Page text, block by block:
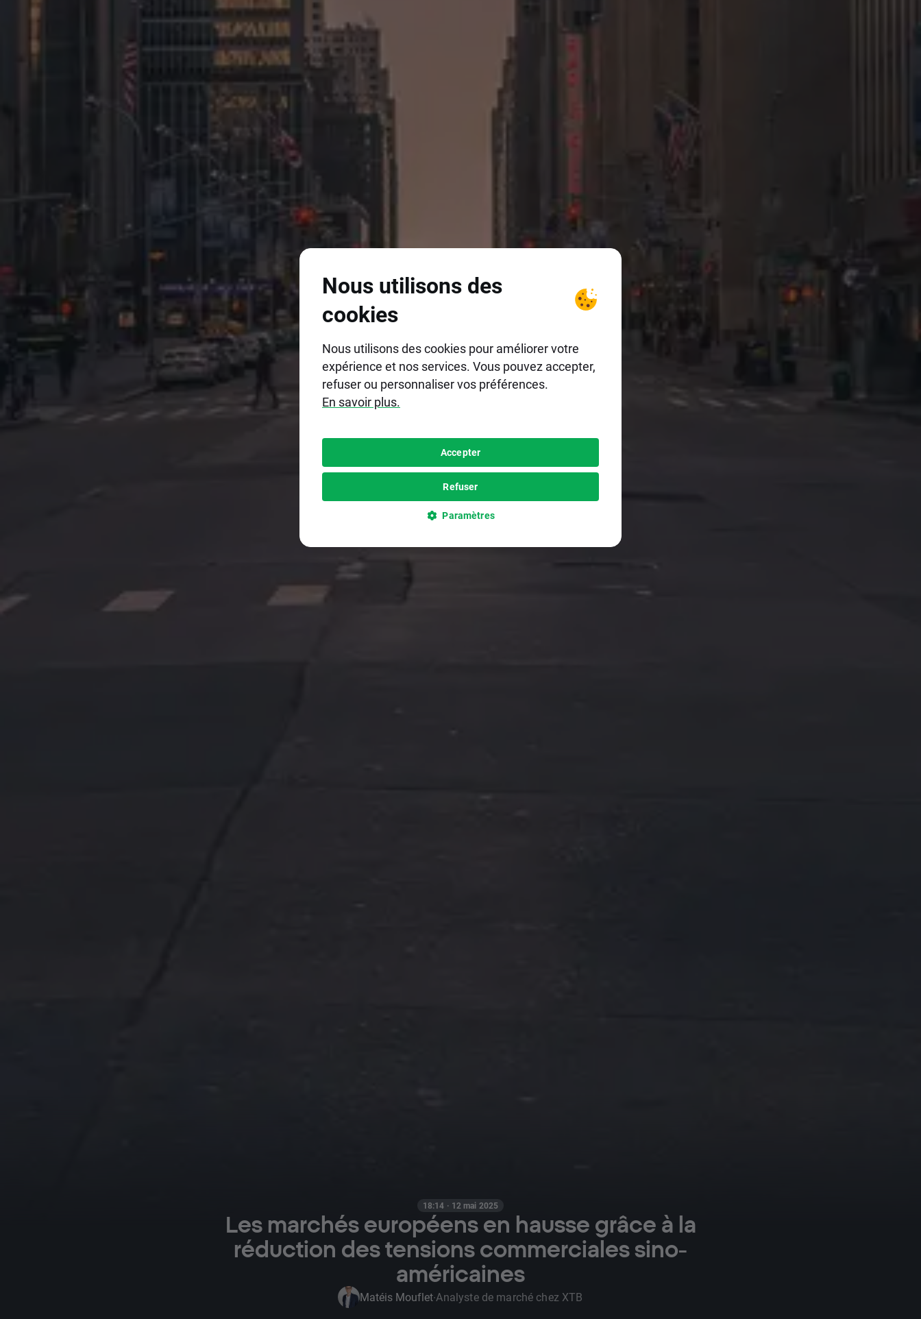
18:14 · 12 mai 2025
Les marchés européens en hausse grâce à la
réduction des tensions commerciales sino-
américaines
Matéis Mouflet·Analyste de marché chez XTB
Nous utilisons des
cookies
Nous utilisons des cookies pour améliorer votre
expérience et nos services. Vous pouvez accepter,
refuser ou personnaliser vos préférences.
En savoir plus.
Accepter
Refuser
Paramètres